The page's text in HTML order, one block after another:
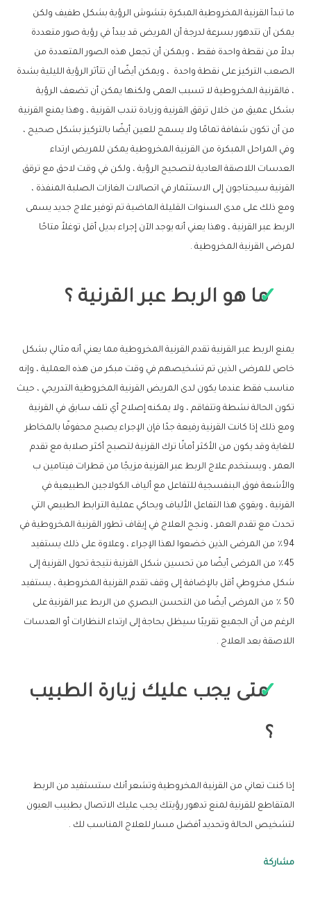
ما تبدأ القرنية المخروطية المبكرة بتشوش الرؤية بشكل طفيف ولكن
يمكن أن تتدهور بسرعة لدرجة أن المريض قد يبدأ في رؤية صور متعددة
بدلاً من نقطة واحدة فقط ، ويمكن أن تجعل هذه الصور المتعددة من
الصعب التركيز على نقطة واحدة ، ويمكن أيضًا أن تتأثر الرؤية الليلية بشدة
، فالقرنية المخروطية لا تسبب العمى ولكنها يمكن أن تضعف الرؤية
بشكل عميق من خلال ترقق القرنية وزيادة تندب القرنية ، وهذا يمنع القرنية
من أن تكون شفافة تمامًا ولا يسمح للعين أيضًا بالتركيز بشكل صحيح ،
وفي المراحل المبكرة من القرنية المخروطية يمكن للمريض ارتداء
العدسات اللاصقة العادية لتصحيح الرؤية ، ولكن في وقت لاحق مع ترقق
القرنية سيحتاجون إلى الاستثمار في اتصالات الغازات الصلبة المنفذة ،
ومع ذلك على مدى السنوات القليلة الماضية تم توفير علاج جديد يسمى
الربط عبر القرنية ، وهذا يعني أنه يوجد الآن إجراء بديل أقل توغلاً متاحًا
لمرضى القرنية المخروطية .
ما هو الربط عبر القرنية ؟
يمنع الربط عبر القرنية تقدم القرنية المخروطية مما يعني أنه مثالي بشكل
خاص للمرضى الذين تم تشخيصهم في وقت مبكر من هذه العملية ، وإنه
مناسب فقط عندما يكون لدى المريض القرنية المخروطية التدريجي ، حيث
تكون الحالة نشطة وتتفاقم ، ولا يمكنه إصلاح أي تلف سابق في القرنية
ومع ذلك إذا كانت القرنية رفيعة جدًا فإن الإجراء يصبح محفوفًا بالمخاطر
للغاية وقد يكون من الأكثر أمانًا ترك القرنية لتصبح أكثر صلابة مع تقدم
العمر ، ويستخدم علاج الربط عبر القرنية مزيجًا من قطرات فيتامين ب
والأشعة فوق البنفسجية للتفاعل مع ألياف الكولاجين الطبيعية في
القرنية ، ويقوي هذا التفاعل الألياف ويحاكي عملية الترابط الطبيعي التي
تحدث مع تقدم العمر ، ونجح العلاج في إيقاف تطور القرنية المخروطية في
94٪ من المرضى الذين خضعوا لهذا الإجراء ، وعلاوة على ذلك يستفيد
45٪ من المرضى أيضًا من تحسين شكل القرنية نتيجة تحول القرنية إلى
شكل مخروطي أقل بالإضافة إلى وقف تقدم القرنية المخروطية ، يستفيد
50 ٪ من المرضى أيضًا من التحسن البصري من الربط عبر القرنية على
الرغم من أن الجميع تقريبًا سيظل بحاجة إلى ارتداء النظارات أو العدسات
اللاصقة بعد العلاج .
متى يجب عليك زيارة الطبيب
؟
إذا كنت تعاني من القرنية المخروطية وتشعر أنك ستستفيد من الربط
المتقاطع للقرنية لمنع تدهور رؤيتك يجب عليك الاتصال بطبيب العيون
لتشخيص الحالة وتحديد أفضل مسار للعلاج المناسب لك .
مشاركة